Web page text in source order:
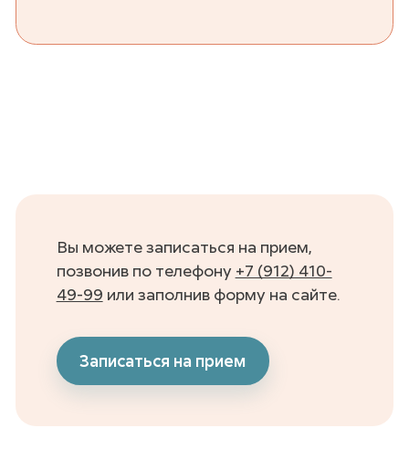
Вы можете записаться на прием,
позвонив по телефону +7 (912) 410-
49-99 или заполнив форму на сайте.
Записаться на прием